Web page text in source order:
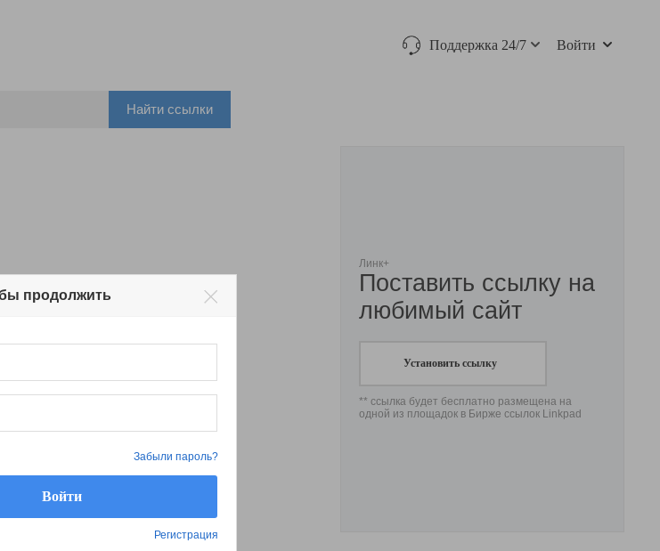
Поддержка 24/7 Войти
Найти ссылки
Линк+
Поставить ссылку на
любимый сайт
Установить ссылку
** ссылка будет бесплатно размещена на
одной из площадок в Бирже ссылок Linkpad
продолжить
Регистрация
Забыли пароль?